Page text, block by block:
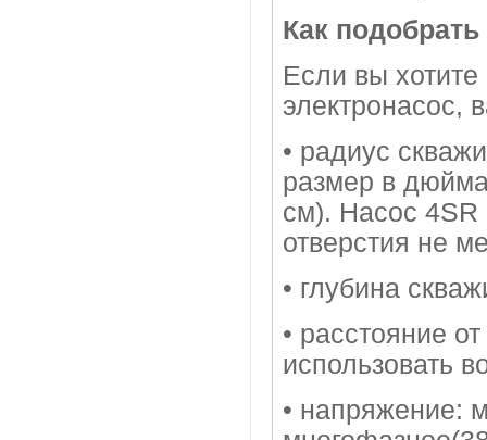
Как
Если вы
электронасос,
• радиус
размер в
см). Насос 4SR
отверстия не
• глубина
• расстояние
использовать
• напряжение: